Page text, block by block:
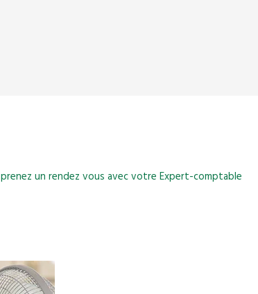
prenez un rendez vous avec votre Expert-comptable